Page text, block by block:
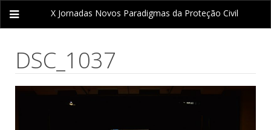
X Jornadas Novos Paradigmas da Proteção Civil
DSC_1037